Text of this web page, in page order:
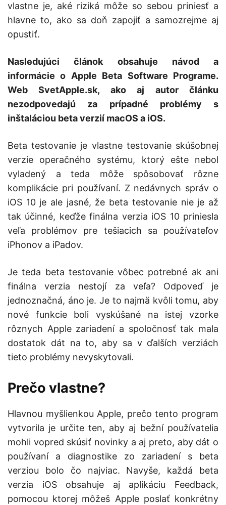
vlastne je, aké riziká môže so sebou priniesť a
hlavne to, ako sa doň zapojiť a samozrejme aj
opustiť.
Nasledujúci článok obsahuje návod a
informácie o Apple Beta Software Programe.
Web SvetApple.sk, ako aj autor článku
nezodpovedajú za prípadné problémy s
inštaláciou beta verzií macOS a iOS.
Beta testovanie je vlastne testovanie skúšobnej
verzie operačného systému, ktorý ešte nebol
vyladený a teda môže spôsobovať rôzne
komplikácie pri používaní. Z nedávnych správ o
iOS 10 je ale jasné, že beta testovanie nie je až
tak účinné, keďže finálna verzia iOS 10 priniesla
veľa problémov pre tešiacich sa používateľov
iPhonov a iPadov.
Je teda beta testovanie vôbec potrebné ak ani
finálna verzia nestojí za veľa? Odpoveď je
jednoznačná, áno je. Je to najmä kvôli tomu, aby
nové funkcie boli vyskúšané na istej vzorke
rôznych Apple zariadení a spoločnosť tak mala
dostatok dát na to, aby sa v ďalších verziách
tieto problémy nevyskytovali.
Prečo vlastne?
Hlavnou myšlienkou Apple, prečo tento program
vytvorila je určite ten, aby aj bežní používatelia
mohli vopred skúsiť novinky a aj preto, aby dát o
používaní a diagnostike zo zariadení s beta
verziou bolo čo najviac. Navyše, každá beta
verzia iOS obsahuje aj aplikáciu Feedback,
pomocou ktorej môžeš Apple poslať konkrétny